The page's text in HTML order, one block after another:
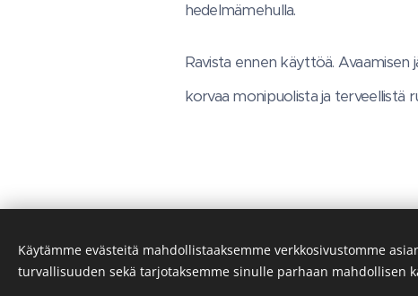
hedelmämehulla.
Ravista ennen käyttöä. Avaamisen
korvaa monipuolista ja terveellistä
Käytämme evästeitä mahdollistaaksemme verkkosivustomme
turvallisuuden sekä tarjotaksemme sinulle parhaan mahdollisen